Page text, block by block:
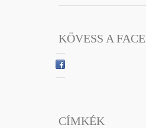
KÖVESS A
CÍMKÉK